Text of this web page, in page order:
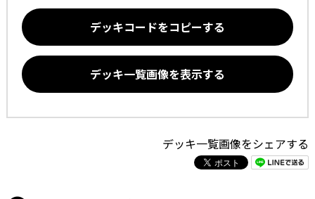
デッキコードをコピーする
デッキ一覧画像を表示する
デッキ一覧画像をシェアする